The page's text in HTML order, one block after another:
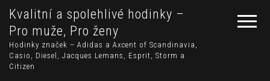
Kvalitní a spolehlivé hodinky –
Pro muže, Pro ženy
Hodinky značek – Adidas a Axcent of Scandinavia,
Casio, Diesel, Jacques Lemans, Esprit, Storm a
Citizen